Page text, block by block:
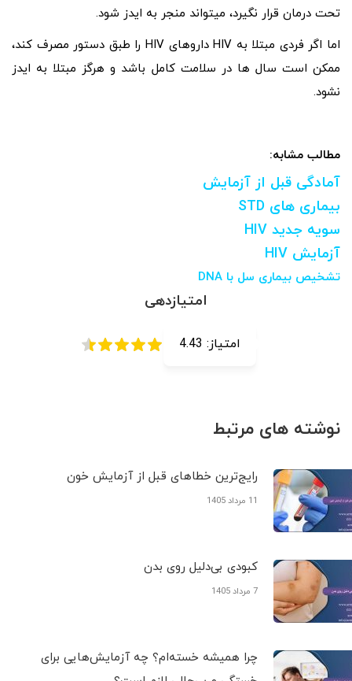
تحت درمان قرار نگیرد، میتواند منجر به ایدز شود.
اما اگر فردی مبتلا به HIV داروهای HIV را طبق دستور مصرف کند،
ممکن است سال ها در سلامت کامل باشد و هرگز مبتلا به ایدز
نشود.
مطالب مشابه:
آمادگی قبل از آزمایش
بیماری های STD
سویه جدید HIV
آزمایش‌ HIV
تشخیص بیماری سل با DNA
امتیازدهی
امتیاز: 4.43
نوشته های مرتبط
رایج‌ترین خطاهای قبل از آزمایش خون
11 مرداد 1405
کبودی‌ بی‌دلیل روی بدن
7 مرداد 1405
چرا همیشه خسته‌ام؟ چه آزمایش‌هایی برای